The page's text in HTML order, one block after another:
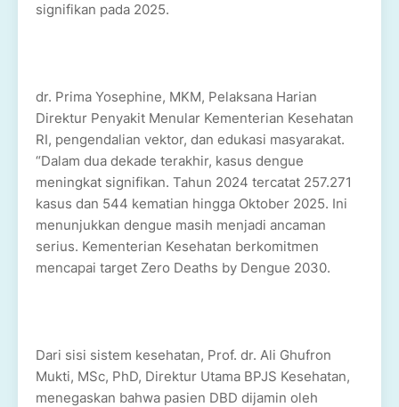
signifikan pada 2025.
dr. Prima Yosephine, MKM, Pelaksana Harian
Direktur Penyakit Menular Kementerian Kesehatan
RI, pengendalian vektor, dan edukasi masyarakat.
“Dalam dua dekade terakhir, kasus dengue
meningkat signifikan. Tahun 2024 tercatat 257.271
kasus dan 544 kematian hingga Oktober 2025. Ini
menunjukkan dengue masih menjadi ancaman
serius. Kementerian Kesehatan berkomitmen
mencapai target Zero Deaths by Dengue 2030.
Dari sisi sistem kesehatan, Prof. dr. Ali Ghufron
Mukti, MSc, PhD, Direktur Utama BPJS Kesehatan,
menegaskan bahwa pasien DBD dijamin oleh